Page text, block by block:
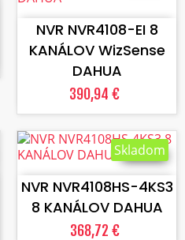
NVR NVR4108-EI 8
KANÁLOV WizSense
DAHUA
390,94 €
VLOŽIŤ DO KOŠÍKA
NVR NVR4108HS-4KS3
8 KANÁLOV DAHUA
368,72 €
Skladom